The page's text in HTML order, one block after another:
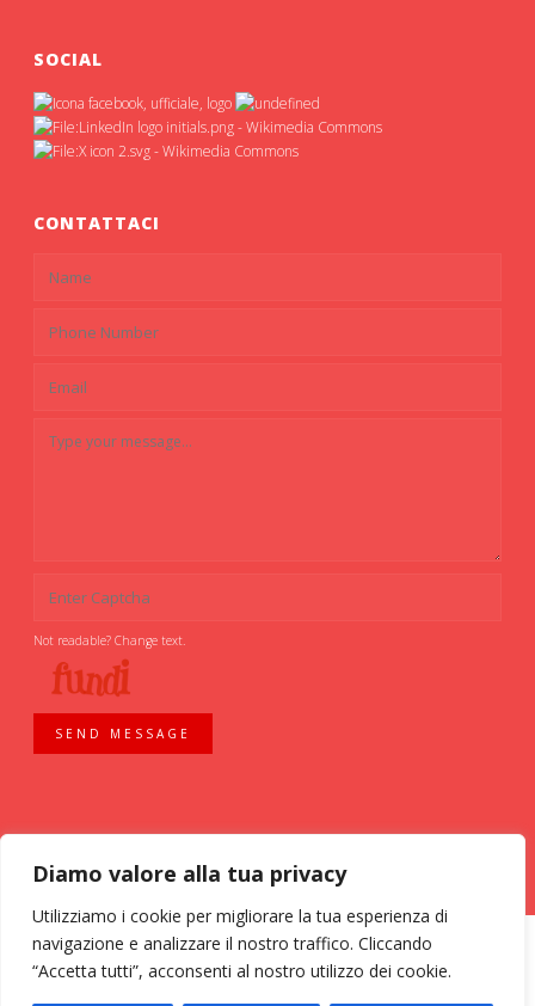
Diamo valore alla tua privacy
Utilizziamo i cookie per migliorare la tua esperienza di
navigazione e analizzare il nostro traffico. Cliccando
“Accetta tutti”, acconsenti al nostro utilizzo dei cookie.
SOCIAL
CONTATTACI
Not readable? Change text.
SEND MESSAGE